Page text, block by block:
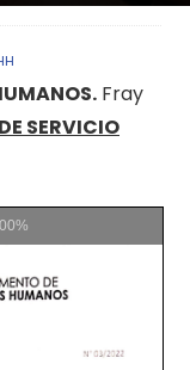
Fray
SERVICIO